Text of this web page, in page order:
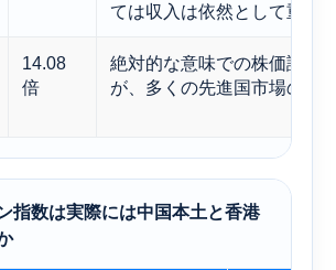
ては収入は依然として重要
14.08
倍
絶対的な意味での株価評価
が、多くの先進国市場の成
指数は実際には中国本土と香港